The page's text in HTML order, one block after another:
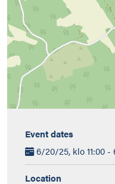
Event dates
6/20/25, klo 11:00
Location